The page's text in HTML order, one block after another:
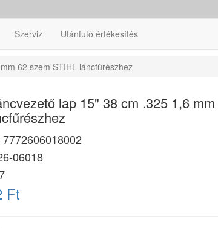
Szerviz Utánfutó értékesítés
62 szem STIHL láncfűrészhez
lap 15" 38 cm .325 1,6
7772606018002
06018
Ft